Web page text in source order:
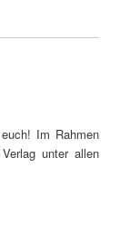
Im Rahmen
unter allen